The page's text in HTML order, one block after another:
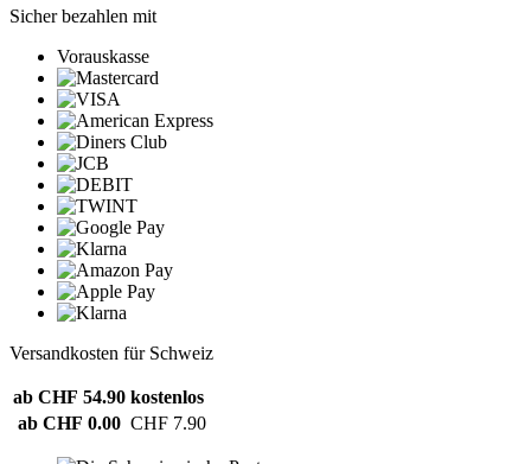
Sicher bezahlen mit
Vorauskasse
Versandkosten für Schweiz
ab CHF 54.90 kostenlos
ab CHF 0.00 CHF 7.90